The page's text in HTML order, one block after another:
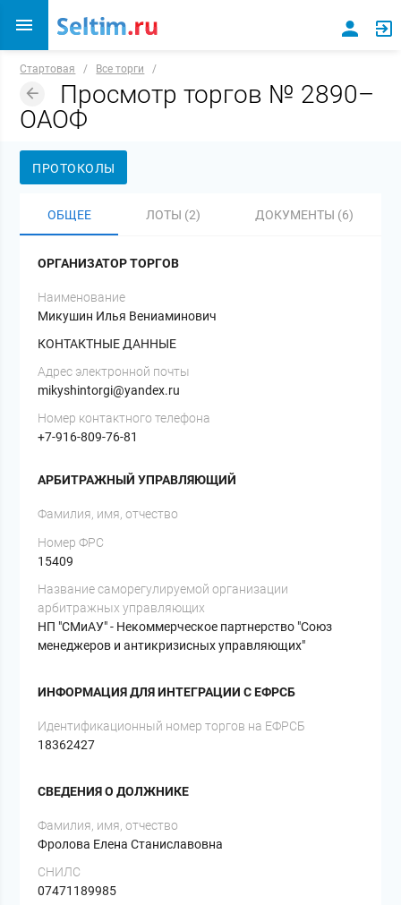
Стартовая / Все торги /
Просмотр торгов № 2890–
ОАОФ
ПРОТОКОЛЫ
ОБЩЕЕ ЛОТЫ (2) ДОКУМЕНТЫ (6)
ОРГАНИЗАТОР ТОРГОВ
Наименование
Микушин Илья Вениаминович
КОНТАКТНЫЕ ДАННЫЕ
Адрес электронной почты
mikyshintorgi@yandex.ru
Номер контактного телефона
+7-916-809-76-81
АРБИТРАЖНЫЙ УПРАВЛЯЮЩИЙ
Фамилия, имя, отчество
Номер ФРС
15409
Название саморегулируемой организации
арбитражных управляющих
НП "СМиАУ" - Некоммерческое партнерство "Союз
менеджеров и антикризисных управляющих"
ИНФОРМАЦИЯ ДЛЯ ИНТЕГРАЦИИ С ЕФРСБ
Идентификационный номер торгов на ЕФРСБ
18362427
СВЕДЕНИЯ О ДОЛЖНИКЕ
Фамилия, имя, отчество
Фролова Елена Станиславовна
СНИЛС
07471189985